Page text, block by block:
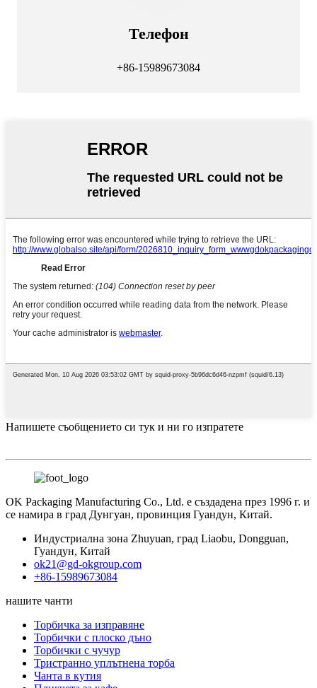
Телефон
+86-15989673084
Напишете съобщението си тук и ни го изпратете
OK Packaging Manufacturing Co., Ltd. е създадена през 1996 г. и
се намира в град Дунгуан, провинция Гуандун, Китай.
Индустриална зона Zhuyuan, град Liaobu, Dongguan,
Гуандун, Китай
ok21@gd-okgroup.com
+86-15989673084
нашите чанти
Торбичка за изправяне
Торбички с плоско дъно
Торбички с чучур
Тристранно уплътнена торба
Чанта в кутия